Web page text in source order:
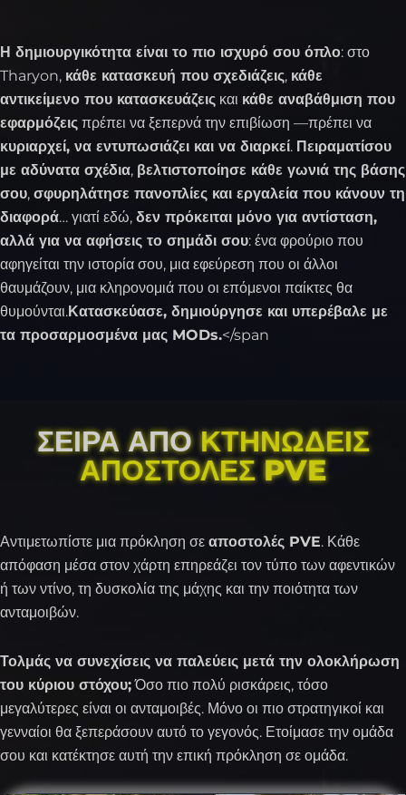
Η δημιουργικότητα είναι το πιο ισχυρό σου όπλο: στο
Tharyon, κάθε κατασκευή που σχεδιάζεις, κάθε
αντικείμενο που κατασκευάζεις και κάθε αναβάθμιση που
εφαρμόζεις πρέπει να ξεπερνά την επιβίωση —πρέπει να
κυριαρχεί, να εντυπωσιάζει και να διαρκεί. Πειραματίσου
με αδύνατα σχέδια, βελτιστοποίησε κάθε γωνιά της βάσης
σου, σφυρηλάτησε πανοπλίες και εργαλεία που κάνουν τη
διαφορά… γιατί εδώ, δεν πρόκειται μόνο για αντίσταση,
αλλά για να αφήσεις το σημάδι σου: ένα φρούριο που
αφηγείται την ιστορία σου, μια εφεύρεση που οι άλλοι
θαυμάζουν, μια κληρονομιά που οι επόμενοι παίκτες θα
θυμούνται.Κατασκεύασε, δημιούργησε και υπερέβαλε με
τα προσαρμοσμένα μας MODs.</span
ΣΕΙΡΆ ΑΠΌΚΤΗΝΏΔΕΙΣ
ΑΠΟΣΤΟΛΈΣ PVE
Αντιμετωπίστε μια πρόκληση σε αποστολές PVE. Κάθε
απόφαση μέσα στον χάρτη επηρεάζει τον τύπο των αφεντικών
ή των ντίνο, τη δυσκολία της μάχης και την ποιότητα των
ανταμοιβών.
Τολμάς να συνεχίσεις να παλεύεις μετά την ολοκλήρωση
του κύριου στόχου;Όσο πιο πολύ ρισκάρεις, τόσο
μεγαλύτερες είναι οι ανταμοιβές. Μόνο οι πιο στρατηγικοί και
γενναίοι θα ξεπεράσουν αυτό το γεγονός. Ετοίμασε την ομάδα
σου και κατέκτησε αυτή την επική πρόκληση σε ομάδα.